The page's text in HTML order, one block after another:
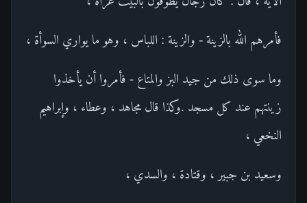
فأمرهم الله بالزينة - والزينة : اللباس ، وهو ما يواري السوأة ،
وما سوى ذلك من جيد البز والمتاع - فأمروا أن يأخذوا
زينتهم عند كل مسجد .وكذا قال مجاهد ، وعطاء ، وإبراهيم
النخعي ،
وسعيد بن جبير ، وقتادة ، والسدي ،